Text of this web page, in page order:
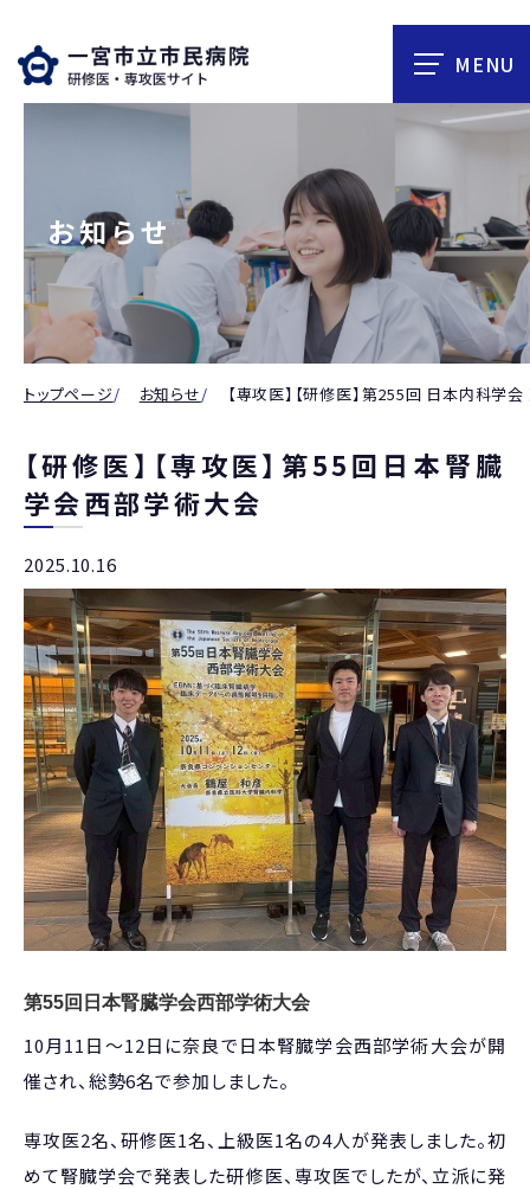
お知らせ
トップページ お知らせ 【専攻医】【研修医】第255回 日本内科学
【研修医】【専攻医】第55回日本腎臓
学会西部学術大会
2025.10.16
第55回日本腎臓学会西部学術大会
10月11日～12日 に奈良で日本腎臓学会西部学術大会が開
催され、総勢6名で参加しました。
専攻医2名、研修医1名、上級医1名の4人が発表しました。初
めて腎臓学会で発表した研修医、専攻医でしたが、立派に発